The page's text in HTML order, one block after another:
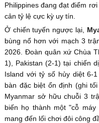
Philippines đang đạt điểm
cản tỷ lệ cực kỳ uy tín.
Ở chiến tuyến ngược lại,
bùng nổ hơn với mạch 3
2026. Đoàn quân xứ Chùa
1), Pakistan (2-1) tại chiến
Island với tỷ số hủy diệt 6-
bàn đặc biệt ổn định (ghi
Myanmar sở hữu chuỗi 3
biến họ thành một "cỗ
mang đến lối chơi đôi công